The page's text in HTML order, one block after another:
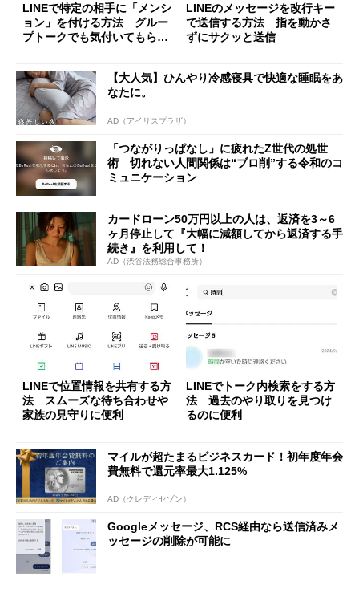
LINEで特定の相手に「メンシ
ョン」を付ける方法 グルー
プトークでも気付いてもらえ
LINEのメッセージを改行キー
で送信する方法 指を動かさ
ずにサクッと送信
【大人気】ひんやり冷感寝具で快適な睡眠をあ
なたに。
AD（アイリスプラザ）
「つながりっぱなし」に疲れたZ世代の処世
術 切れない人間関係は“ブロ削”する令和のコ
ミュニケーション
カードローン50万円以上の人は、返済を3～6
ヶ月停止して『大幅に減額してから返済する手
続き』を利用して！
AD（渋谷法務総合事務所）
LINEで位置情報を共有する方
法 スムーズな待ち合わせや
家族の見守りに便利
LINEでトーク内検索をする方
法 過去のやり取りを見つけ
るのに便利
マイルが超たまるビジネスカード！初年度年会
費無料で還元率最大1.125%
AD（クレディセゾン）
Googleメッセージ、RCS経由なら送信済みメ
ッセージの削除が可能に